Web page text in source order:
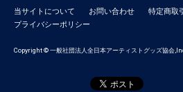
当サイトについて お問い合わせ
特定商取
プライバシーポリシー
Copyright © 一般社団法人全日本アーティストグッズ協会